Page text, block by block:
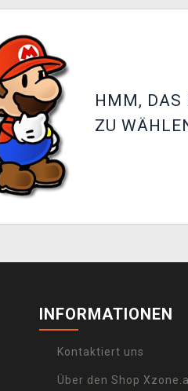
HMM, DAS
ZU
INFORMATIONEN
Kontaktiert uns
Über den Shop